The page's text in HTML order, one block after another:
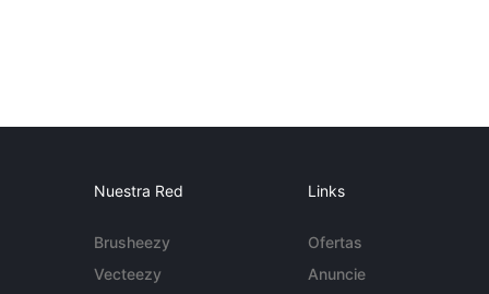
Nuestra Red
Brusheezy
Vecteezy
Links
Ofertas
Anuncie